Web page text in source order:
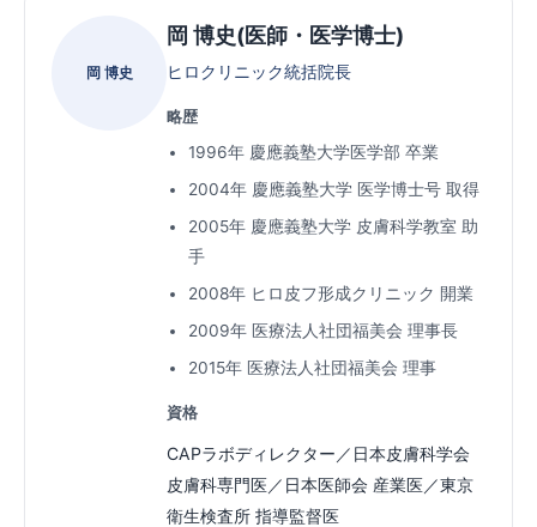
岡 博史
岡 博史(医師・医学博士)
ヒロクリニック統括院長
略歴
1996年 慶應義塾大学医学部 卒業
2004年 慶應義塾大学 医学博士号 取得
2005年 慶應義塾大学 皮膚科学教室 助
手
2008年 ヒロ皮フ形成クリニック 開業
2009年 医療法人社団福美会 理事長
2015年 医療法人社団福美会 理事
資格
CAPラボディレクター／日本皮膚科学会
皮膚科専門医／日本医師会 産業医／東京
衛生検査所 指導監督医